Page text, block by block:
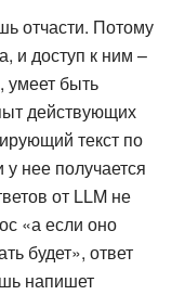
отчасти. Потому
и доступ к ним –
умеет быть
действующих
текст по
у нее получается
от LLM не
«а если оно
будет», ответ
напишет